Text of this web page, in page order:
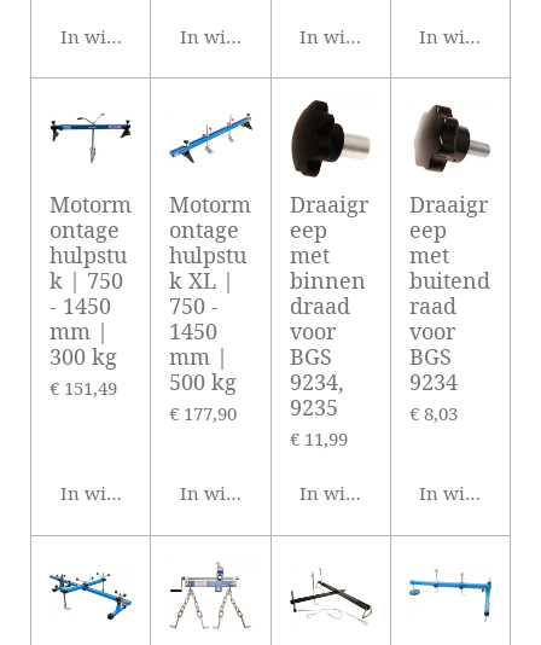
In winkelwagenIn winkelwagenIn winkelwagen
In
Motorm
ontage
hulpstu
k | 750
- 1450
mm |
300 kg
€ 151,49
In winkelwagen
Motorm
ontage
hulpstu
k XL |
750 -
1450
mm |
500 kg
€ 177,90
In winkelwagen
Draaigr
eep
met
binnen
draad
voor
BGS
9234,
9235
€ 11,99
In winkelwagen
Draaigr
eep
met
buitend
raad
voor
BGS
9234
€ 8,03
In